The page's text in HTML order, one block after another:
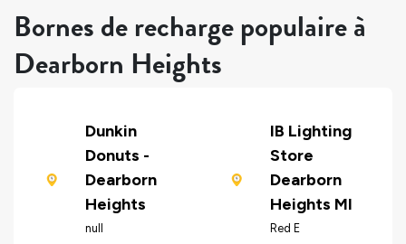
Bornes de recharge populaire à
Dearborn Heights
Dunkin
Donuts -
Dearborn
Heights
null
IB Lighting
Store
Dearborn
Heights MI
Red E